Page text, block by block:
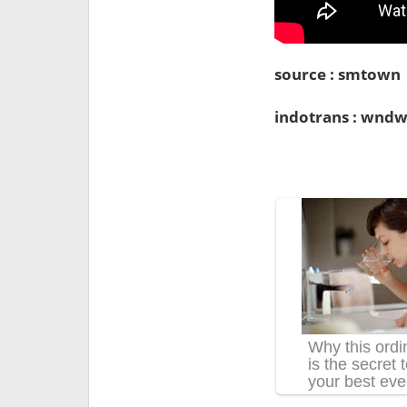
source : smtown
indotrans :